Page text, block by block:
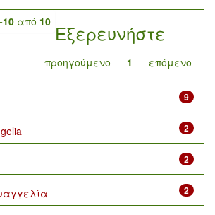
10 από 10
προηγούμενο 1 επόμενο
Εξερευνήστε
9
2
2
2